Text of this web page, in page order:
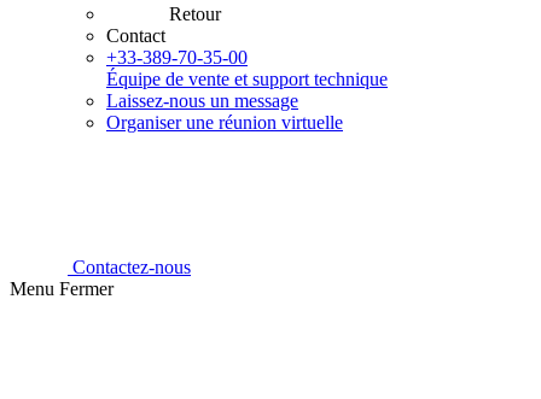
Retour
Contact
+33-389-70-35-00
Équipe de vente et support technique
Laissez-nous un message
Organiser une réunion virtuelle
Contactez-nous
Menu Fermer